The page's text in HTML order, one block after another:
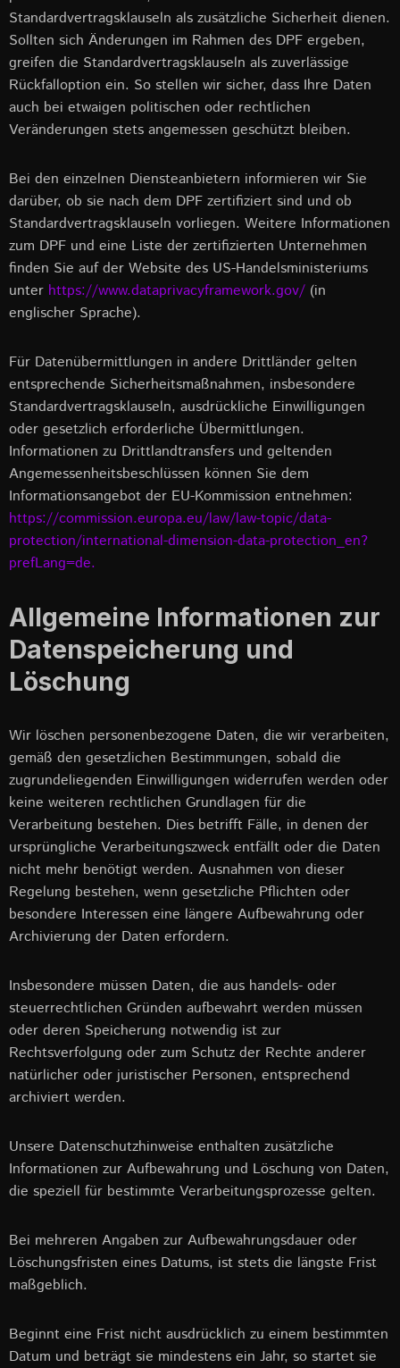
Standardvertragsklauseln als zusätzliche Sicherheit dienen.
Sollten sich Änderungen im Rahmen des DPF ergeben,
greifen die Standardvertragsklauseln als zuverlässige
Rückfalloption ein. So stellen wir sicher, dass Ihre Daten
auch bei etwaigen politischen oder rechtlichen
Veränderungen stets angemessen geschützt bleiben.
Bei den einzelnen Diensteanbietern informieren wir Sie
darüber, ob sie nach dem DPF zertifiziert sind und ob
Standardvertragsklauseln vorliegen. Weitere Informationen
zum DPF und eine Liste der zertifizierten Unternehmen
finden Sie auf der Website des US-Handelsministeriums
unter https://www.dataprivacyframework.gov/ (in
englischer Sprache).
Für Datenübermittlungen in andere Drittländer gelten
entsprechende Sicherheitsmaßnahmen, insbesondere
Standardvertragsklauseln, ausdrückliche Einwilligungen
oder gesetzlich erforderliche Übermittlungen.
Informationen zu Drittlandtransfers und geltenden
Angemessenheitsbeschlüssen können Sie dem
Informationsangebot der EU-Kommission entnehmen:
https://commission.europa.eu/law/law-topic/data-
protection/international-dimension-data-protection_en?
prefLang=de.
Allgemeine Informationen zur
Datenspeicherung und
Löschung
Wir löschen personenbezogene Daten, die wir verarbeiten,
gemäß den gesetzlichen Bestimmungen, sobald die
zugrundeliegenden Einwilligungen widerrufen werden oder
keine weiteren rechtlichen Grundlagen für die
Verarbeitung bestehen. Dies betrifft Fälle, in denen der
ursprüngliche Verarbeitungszweck entfällt oder die Daten
nicht mehr benötigt werden. Ausnahmen von dieser
Regelung bestehen, wenn gesetzliche Pflichten oder
besondere Interessen eine längere Aufbewahrung oder
Archivierung der Daten erfordern.
Insbesondere müssen Daten, die aus handels- oder
steuerrechtlichen Gründen aufbewahrt werden müssen
oder deren Speicherung notwendig ist zur
Rechtsverfolgung oder zum Schutz der Rechte anderer
natürlicher oder juristischer Personen, entsprechend
archiviert werden.
Unsere Datenschutzhinweise enthalten zusätzliche
Informationen zur Aufbewahrung und Löschung von Daten,
die speziell für bestimmte Verarbeitungsprozesse gelten.
Bei mehreren Angaben zur Aufbewahrungsdauer oder
Löschungsfristen eines Datums, ist stets die längste Frist
maßgeblich.
Beginnt eine Frist nicht ausdrücklich zu einem bestimmten
Datum und beträgt sie mindestens ein Jahr, so startet sie